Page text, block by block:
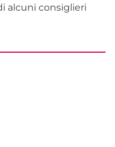
alcuni consiglieri